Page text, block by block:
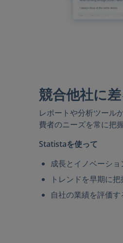
競合他社に
レポートや分析ツール
費者のニーズを常に把
Statistaを使って
成長とイノベーシ
トレンドを早期に
自社の業績を評価す